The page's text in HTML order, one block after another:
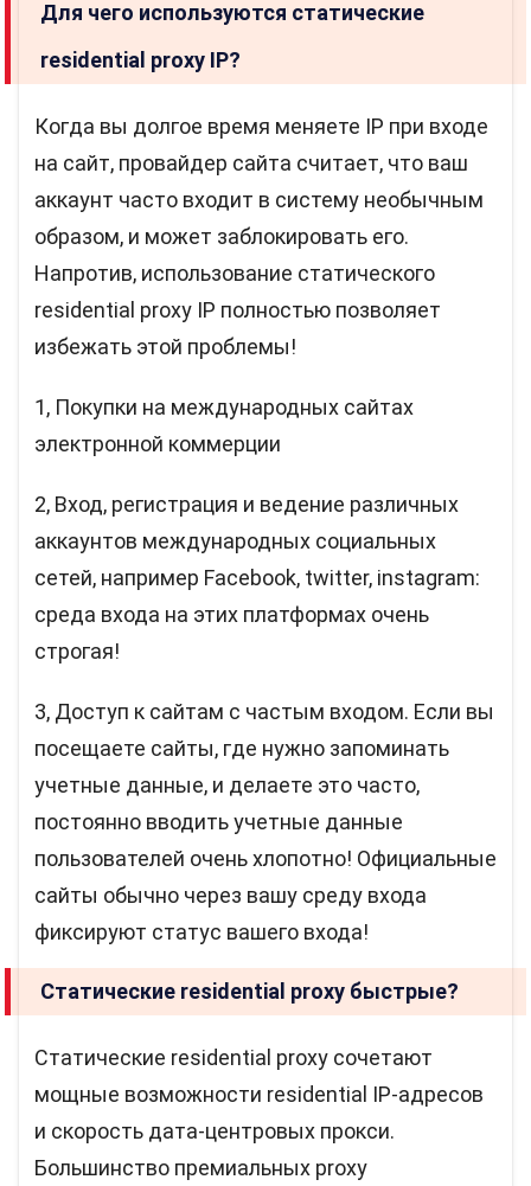
Для чего используются статические
residential proxy IP?
Когда вы долгое время меняете IP при входе
на сайт, провайдер сайта считает, что ваш
аккаунт часто входит в систему необычным
образом, и может заблокировать его.
Напротив, использование статического
residential proxy IP полностью позволяет
избежать этой проблемы!
1, Покупки на международных сайтах
электронной коммерции
2, Вход, регистрация и ведение различных
аккаунтов международных социальных
сетей, например Facebook, twitter, instagram:
среда входа на этих платформах очень
строгая!
3, Доступ к сайтам с частым входом. Если вы
посещаете сайты, где нужно запоминать
учетные данные, и делаете это часто,
постоянно вводить учетные данные
пользователей очень хлопотно! Официальные
сайты обычно через вашу среду входа
фиксируют статус вашего входа!
Статические residential proxy быстрые?
Статические residential proxy сочетают
мощные возможности residential IP-адресов
и скорость дата-центровых прокси.
Большинство премиальных proxy